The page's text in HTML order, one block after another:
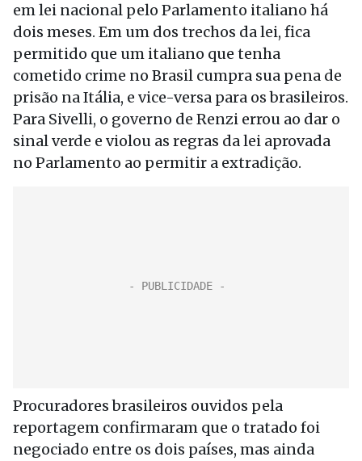
em lei nacional pelo Parlamento italiano há
dois meses. Em um dos trechos da lei, fica
permitido que um italiano que tenha
cometido crime no Brasil cumpra sua pena de
prisão na Itália, e vice-versa para os brasileiros.
Para Sivelli, o governo de Renzi errou ao dar o
sinal verde e violou as regras da lei aprovada
no Parlamento ao permitir a extradição.
Procuradores brasileiros ouvidos pela
reportagem confirmaram que o tratado foi
negociado entre os dois países, mas ainda